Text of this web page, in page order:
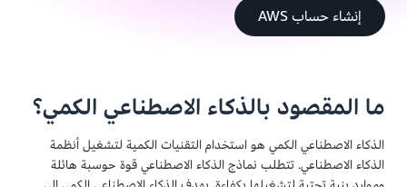
إنشاء حساب AWS
ما المقصود بالذكاء الاصطناعي الكمي؟
الذكاء الاصطناعي الكمي هو استخدام التقنيات الكمية لتشغيل أنظمة
الذكاء الاصطناعي. تتطلب نماذج الذكاء الاصطناعي قوة حوسبة هائلة